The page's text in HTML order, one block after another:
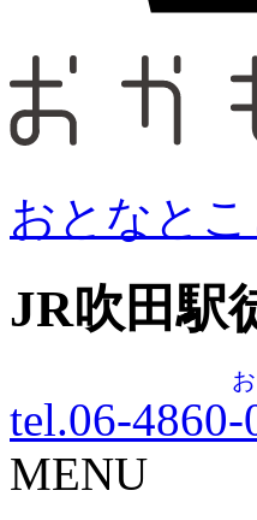
おとなと
JR吹田駅
tel.06-4860-
MENU